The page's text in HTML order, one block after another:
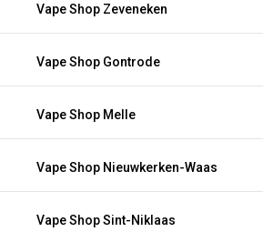
Vape Shop Zeveneken
Vape Shop Gontrode
Vape Shop Melle
Vape Shop Nieuwkerken-Waas
Vape Shop Sint-Niklaas